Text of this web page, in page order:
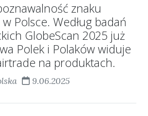
znaku
w Polsce. Według badań
GlobeScan 2025 już
Polek i Polaków widuje
na produktach.
9.06.2025